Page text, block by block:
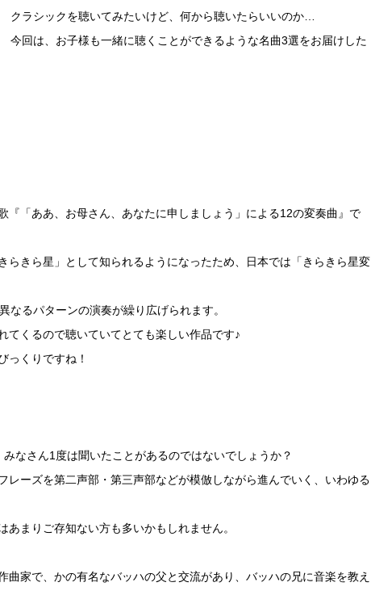
クラシックを聴いてみたいけど、何から聴いたらいいのか…
今回は、お子様も一緒に聴くことができるような名曲3選をお届けした
『「ああ、お母さん、あなたに申しましょう」による12の変奏曲』で
らきら星」として知られるようになったため、日本では「きらきら星変
るパターンの演奏が繰り広げられます。
くるので聴いていてとても楽しい作品です♪
っくりですね！
なさん1度は聞いたことがあるのではないでしょうか？
レーズを第二声部・第三声部などが模倣しながら進んでいく、いわゆる
まりご存知ない方も多いかもしれません。
曲家で、かの有名なバッハの父と交流があり、バッハの兄に音楽を教え